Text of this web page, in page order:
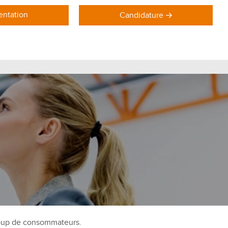
de consommateurs.
Candidature
DOMAINES DE FORMATION
Formations Marketing
Formations Commerce
Formations Communication
Formations Achat Logistique